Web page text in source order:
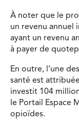
À noter que le
un revenu annuel
ayant un revenu
à payer de
En outre, l’une
santé est
investit 104
le Portail Espace
opioïdes.